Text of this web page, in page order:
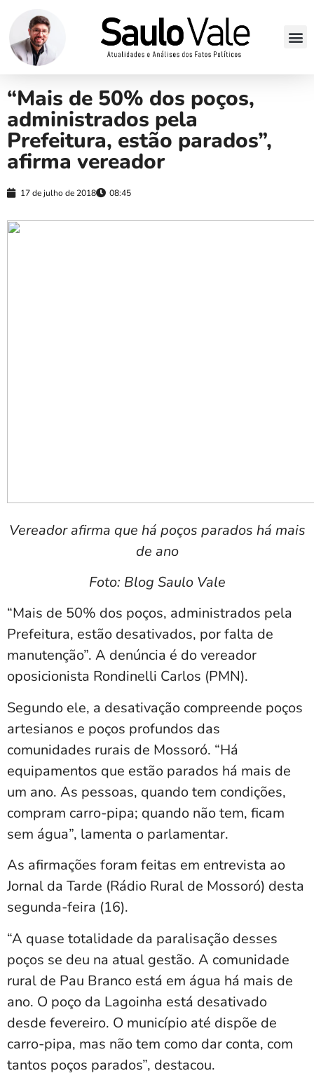
“Mais de 50% dos poços,
administrados pela
Prefeitura, estão parados”,
afirma vereador
17 de julho de 2018 08:45
Vereador afirma que há poços parados há mais
de ano
Foto: Blog Saulo Vale
“Mais de 50% dos poços, administrados pela
Prefeitura, estão desativados, por falta de
manutenção”. A denúncia é do vereador
oposicionista Rondinelli Carlos (PMN).
Segundo ele, a desativação compreende poços
artesianos e poços profundos das
comunidades rurais de Mossoró. “Há
equipamentos que estão parados há mais de
um ano. As pessoas, quando tem condições,
compram carro-pipa; quando não tem, ficam
sem água”, lamenta o parlamentar.
As afirmações foram feitas em entrevista ao
Jornal da Tarde (Rádio Rural de Mossoró) desta
segunda-feira (16).
“A quase totalidade da paralisação desses
poços se deu na atual gestão. A comunidade
rural de Pau Branco está em água há mais de
ano. O poço da Lagoinha está desativado
desde fevereiro. O município até dispõe de
carro-pipa, mas não tem como dar conta, com
tantos poços parados”, destacou.